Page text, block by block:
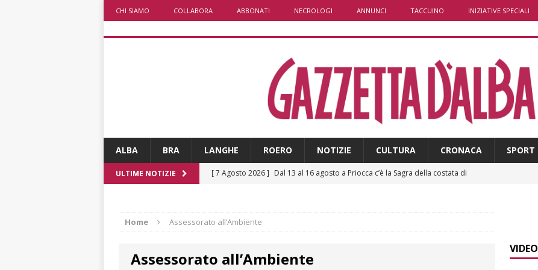
CHI SIAMO COLLABORA ABBONATI NECROLOGI ANNUNCI TACCUINO INIZIATIVE SPECIALI
ALBA BRA LANGHE ROERO NOTIZIE CULTURA CRONACA SPORT
ULTIME NOTIZIE [ 7 Agosto 2026 ] Dal 13 al 16 agosto a Priocca c’è la Sagra della costata di
[ 7 Agosto 2026 ] Fondazione CRC, oltre 2,15 milioni per 41 progetti green
Home Assessorato all’Ambiente
Assessorato all’Ambiente
VIDEO